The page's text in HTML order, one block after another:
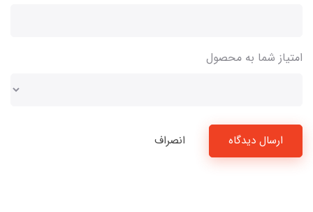
امتیاز شما به محصول
ارسال دیدگاه انصراف